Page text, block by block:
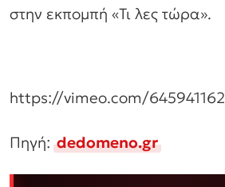
στην εκπομπή «Τι λες τώρα».
https://vimeo.com/645941162
Πηγή:dedomeno.gr